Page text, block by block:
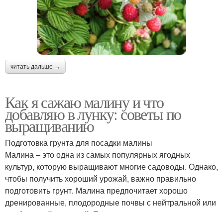
читать дальше →
Как я сажаю малину и что
добавляю в лунку: советы по
выращиванию
Подготовка грунта для посадки малины
Малина – это одна из самых популярных ягодных
культур, которую выращивают многие садоводы. Однако,
чтобы получить хороший урожай, важно правильно
подготовить грунт. Малина предпочитает хорошо
дренированные, плодородные почвы с нейтральной или